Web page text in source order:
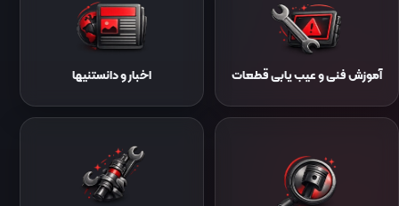
آموزش فنی و عیب یابی قطعات اخبار و دانستنیها